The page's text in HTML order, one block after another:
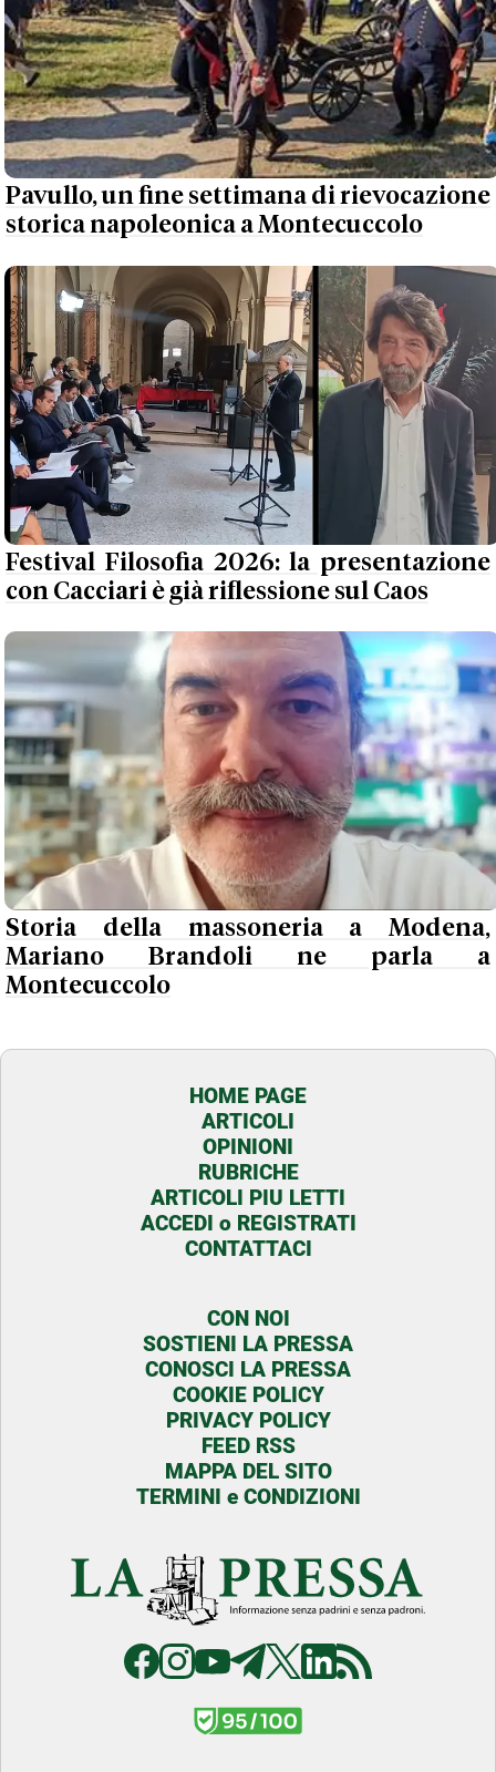
Pavullo, un fine settimana di rievocazione
storica napoleonica a Montecuccolo
Festival Filosofia 2026: la presentazione
con Cacciari è già riflessione sul Caos
Storia della massoneria a Modena,
Mariano Brandoli ne parla a
Montecuccolo
HOME PAGE
ARTICOLI
OPINIONI
RUBRICHE
ARTICOLI PIU LETTI
ACCEDI o REGISTRATI
CONTATTACI
CON NOI
SOSTIENI LA PRESSA
CONOSCI LA PRESSA
COOKIE POLICY
PRIVACY POLICY
FEED RSS
MAPPA DEL SITO
TERMINI e CONDIZIONI